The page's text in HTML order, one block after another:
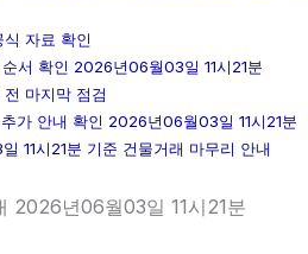
자료 확인
서 확인 2026년06월03일 11시21분
마지막 점검
가 안내 확인 2026년06월03일 11시21분
11시21분 기준 건물거래 마무리 안내
2026년06월03일 11시21분